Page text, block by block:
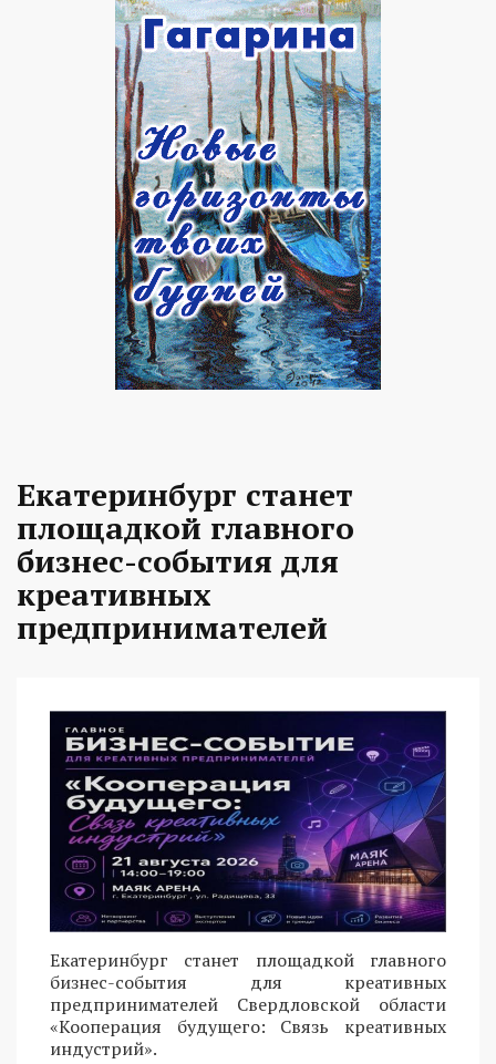
Екатеринбург станет
площадкой главного
бизнес-события для
креативных
предпринимателей
Екатеринбург станет площадкой главного
бизнес-события для креативных
предпринимателей Свердловской области
«Кооперация будущего: Связь креативных
индустрий».